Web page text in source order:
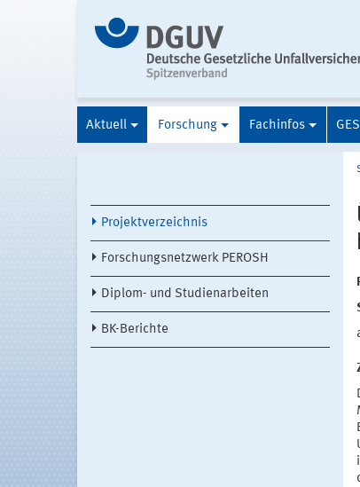
Aktuell Forschung Fachinfos
Projektverzeichnis
Forschungsnetzwerk PEROSH
Diplom- und Studienarbeiten
BK-Berichte